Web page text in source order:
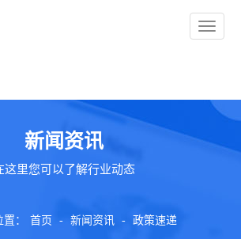
Toggle
新闻资讯
这里您可以了解行业动态
： 首页 - 新闻资讯 - 政策速递